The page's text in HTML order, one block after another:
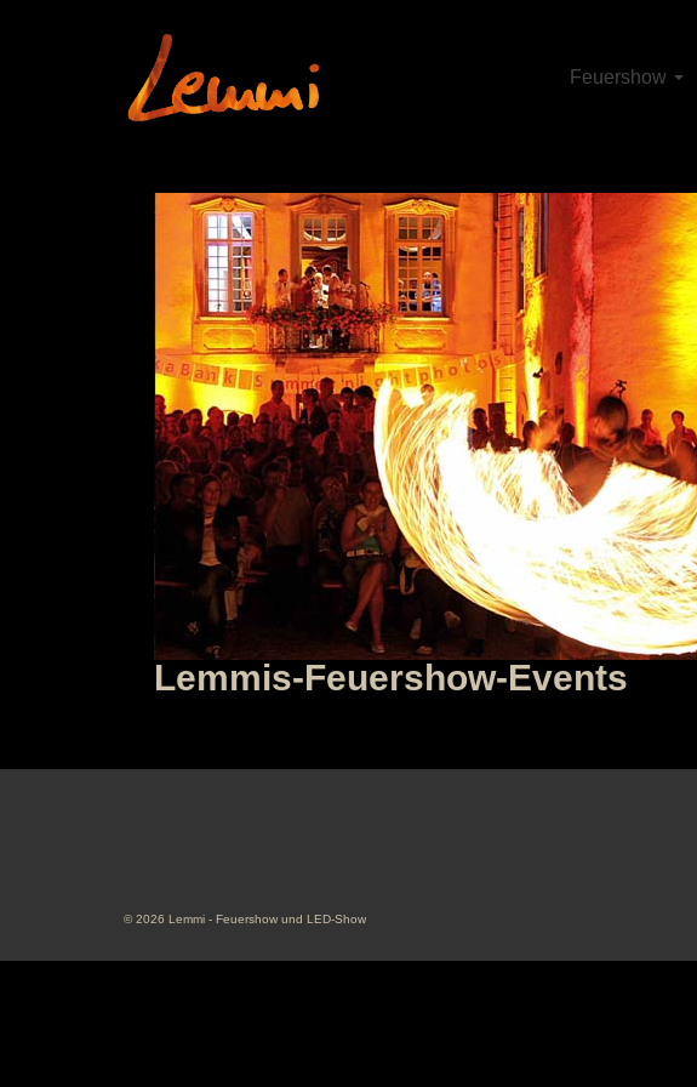
Feuershow
Lemmis-Feuershow-Events
© 2026 Lemmi - Feuershow und LED-Show